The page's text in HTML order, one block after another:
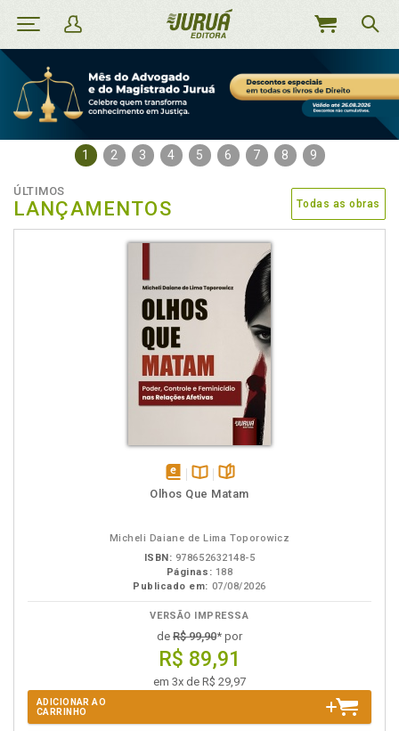
MEU
1 2 3 4 5 6 7 8 9
ÚLTIMOS
LANÇAMENTOS Todas as obras
disponívelDisponível
páginas
Olhos Que Matam
Micheli Daiane de Lima Toporowicz
ISBN: 978652632148-5
Páginas: 188
Publicado em: 07/08/2026
VERSÃO IMPRESSA
de R$ 99,90* por
R$ 89,91
em 3x de R$ 29,97
ADICIONAR AO
CARRINHO